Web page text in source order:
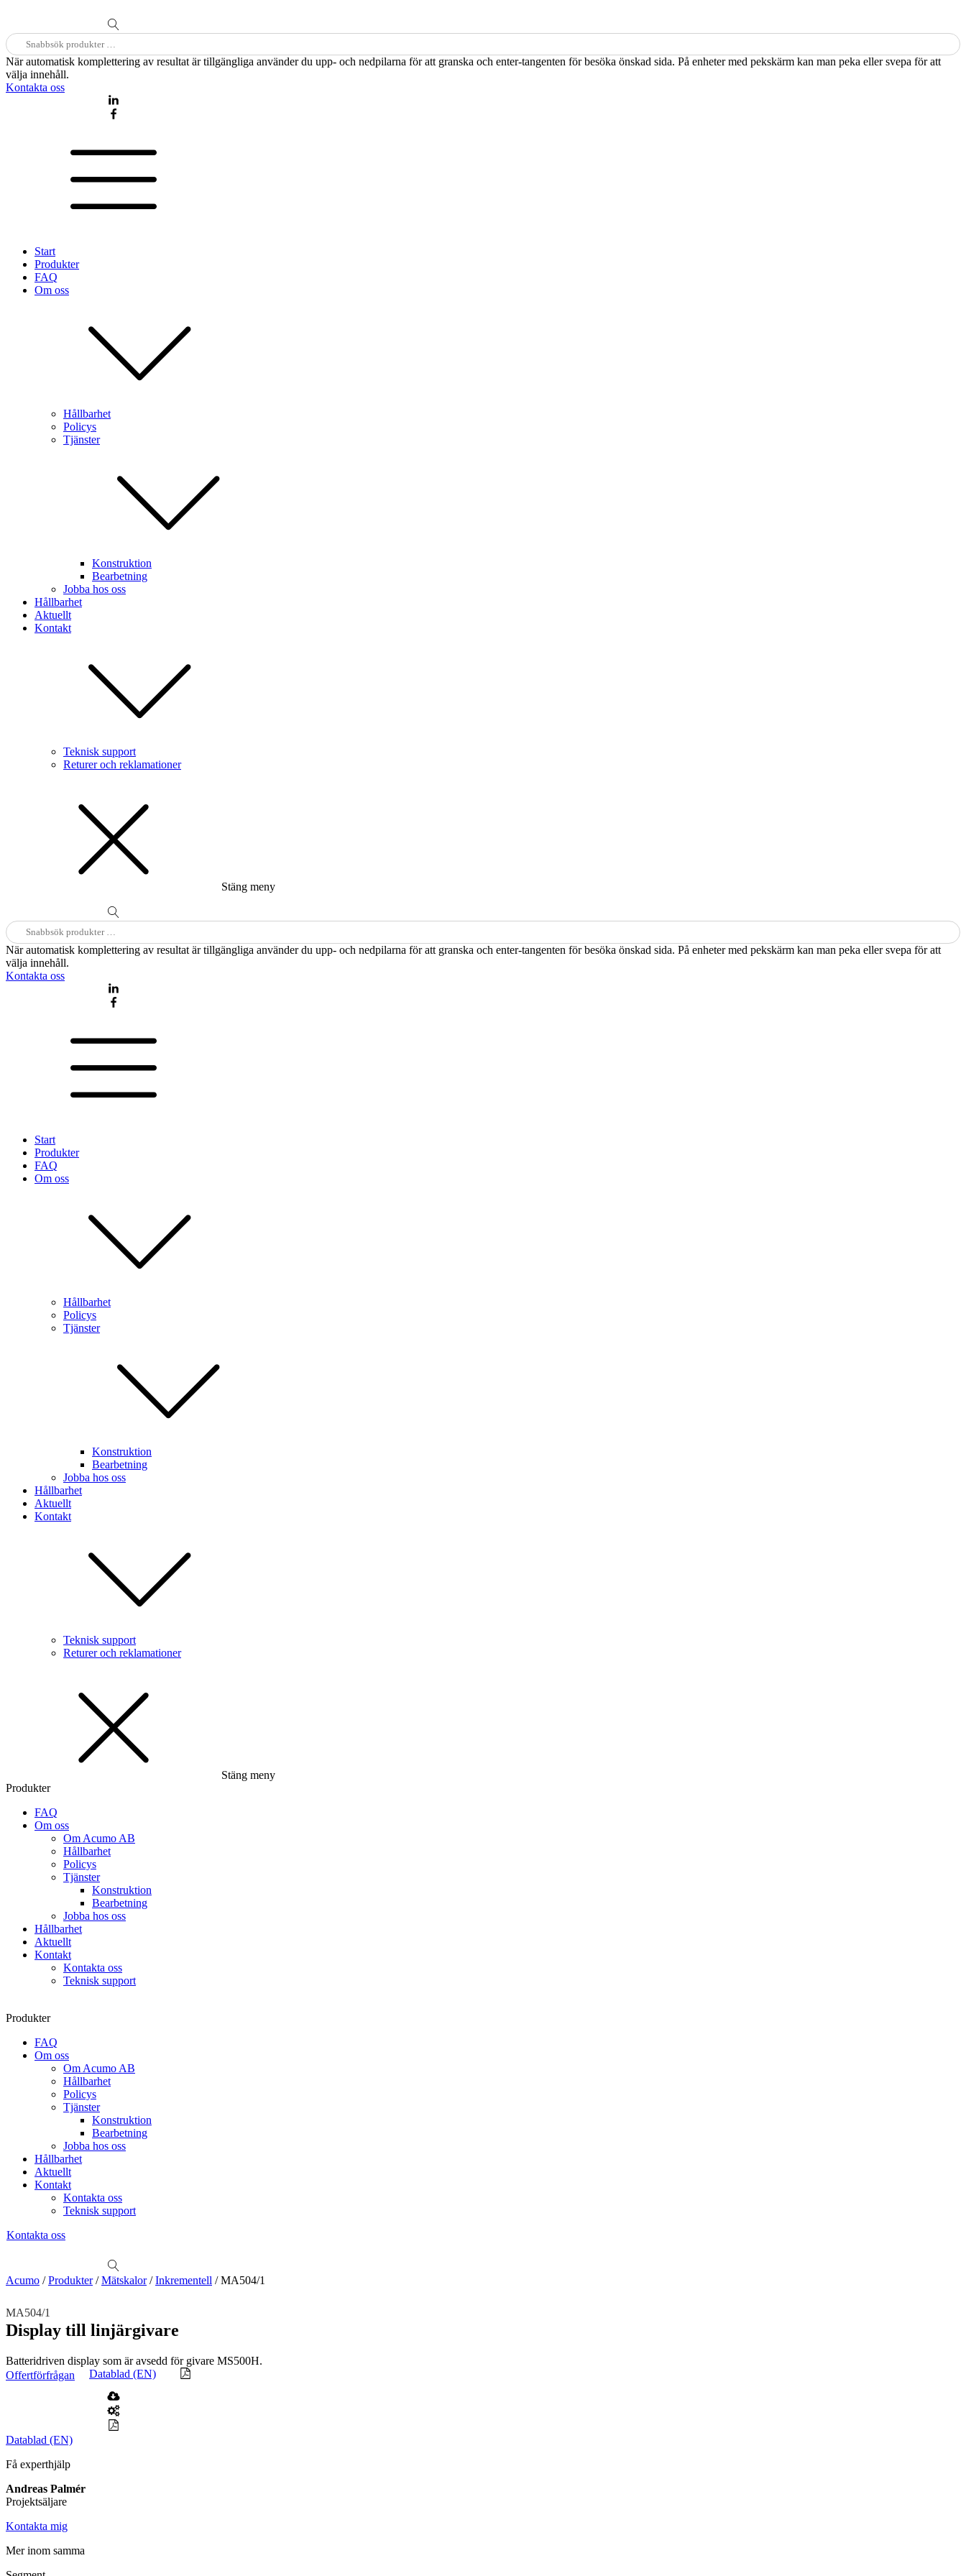
Sök
efter:
När automatisk komplettering av resultat är tillgängliga använder du upp- och nedpilarna för att granska och enter-tangenten för besöka önskad sida. På enheter med pekskärm kan man peka eller svepa för att
välja innehåll.
Kontakta oss
Start
Produkter
FAQ
Om oss
Hållbarhet
Policys
Tjänster
Konstruktion
Bearbetning
Jobba hos oss
Hållbarhet
Aktuellt
Kontakt
Teknisk support
Returer och reklamationer
Stäng meny
Sök
efter:
När automatisk komplettering av resultat är tillgängliga använder du upp- och nedpilarna för att granska och enter-tangenten för besöka önskad sida. På enheter med pekskärm kan man peka eller svepa för att
välja innehåll.
Kontakta oss
Start
Produkter
FAQ
Om oss
Hållbarhet
Policys
Tjänster
Konstruktion
Bearbetning
Jobba hos oss
Hållbarhet
Aktuellt
Kontakt
Teknisk support
Returer och reklamationer
Stäng meny
Produkter
FAQ
Om oss
Om Acumo AB
Hållbarhet
Policys
Tjänster
Konstruktion
Bearbetning
Jobba hos oss
Hållbarhet
Aktuellt
Kontakt
Kontakta oss
Teknisk support
Produkter
FAQ
Om oss
Om Acumo AB
Hållbarhet
Policys
Tjänster
Konstruktion
Bearbetning
Jobba hos oss
Hållbarhet
Aktuellt
Kontakt
Kontakta oss
Teknisk support
Kontakta oss
Se alla kategorier Se alla produkterSe alla leverantörer
Teknisk support
Offertförfrågan
Mekanik
LinjärenheterAxelkopplingarKulskruvarSkenstyrningar
Positionsvisare / Mätklockor
Wire-moduler
Motion
LinjärmotorerServodrifter
Mätning
Mätskalor
Räknare / Displayer
Givare
Maskinsäkerhet
Acumo /Produkter/Mätskalor/Inkrementell /MA504/1
MA504/1
Display till linjärgivare
Batteridriven display som är avsedd för givare MS500H.
Offertförfrågan
Datablad (EN)
Datablad (EN)
Få experthjälp
Andreas Palmér
Projektsäljare
Kontakta mig
Mer inom samma